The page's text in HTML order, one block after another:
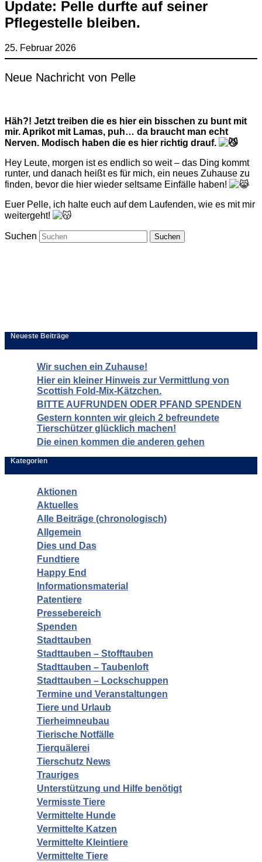
Update: Pelle durfte auf seiner
Pflegestelle bleiben.
25. Februar 2026
Neue Nachricht von Pelle
Häh?! Jetzt treiben die es hier ein bisschen zu bunt mit
mir. Aprikot mit Lamas, puh… da braucht man echt
Nerven. Modisch haben die es hier richtig drauf.
Hey Leute, morgen ist es endlich so weit – das Ding kommt
runter, und danach heißt es für mich, ein neues Zuhause zu
finden, bevor die hier wieder seltsame Einfälle haben!
Euer Pelle, ich halte euch auf dem Laufenden, wie es mit mir
weitergeht!
Suchen
Neueste Beiträge
Wir suchen ein Zuhause!
Hier ein kleiner Hinweis zur Vermittlung von
Scottish Fold-Mix-Kätzchen.
BITTE AUFRUNDEN ODER PFAND SPENDEN
Gestern konnten wir gleich 2 befreundete
Tierschützer glücklich machen!
Die einen kommen die anderen gehen
Kategorien
Aktionen
Aktuelles
Alle Beiträge (chronologisch)
Allgemein
Dies und Das
Fundtiere
Happy End
Informationsmaterial
Patentiere
Pressebereich
Spenden
Stadttauben
Stadttauben – Stofftauben
Stadttauben – Taubenloft
Stadttauben – Lockschuppen
Termine und Veranstaltungen
Tiere und Urlaub
Tierheimneubau
Tierische Notfälle
Tierquälerei
Tierschutz News
Trauriges
Unterstützung und Hilfe benötigt
Vermisste Tiere
Vermittelte Hunde
Vermittelte Katzen
Vermittelte Kleintiere
Vermittelte Tiere